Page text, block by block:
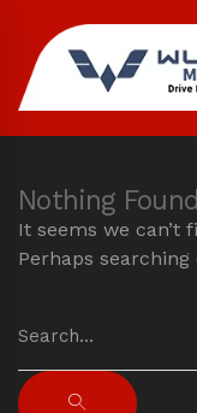
Nothing Found
It seems we can’t
Perhaps searching
for:
SEARCH